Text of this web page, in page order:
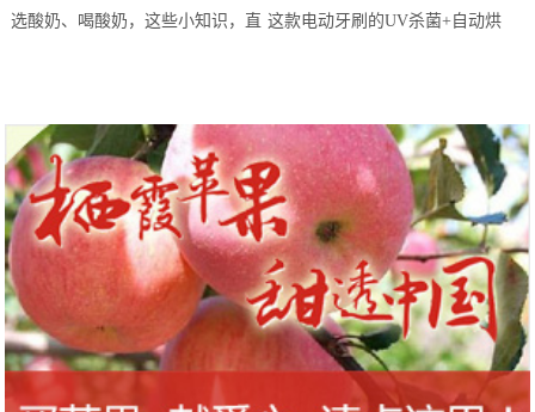
选酸奶、喝酸奶，这些小知识，直 这款电动牙刷的UV杀菌+自动烘